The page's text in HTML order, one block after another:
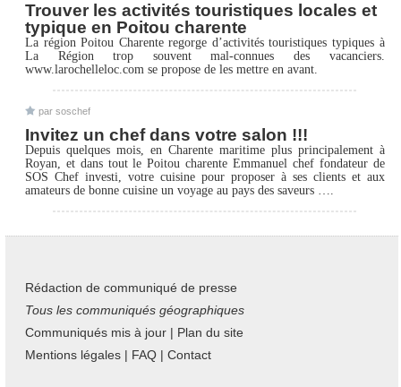
Trouver les activités touristiques locales et
typique en Poitou charente
La région Poitou Charente regorge d’activités touristiques typiques à
La Région trop souvent mal-connues des vacanciers.
www.larochelleloc.com se propose de les mettre en avant.
par soschef
Invitez un chef dans votre salon !!!
Depuis quelques mois, en Charente maritime plus principalement à
Royan, et dans tout le Poitou charente Emmanuel chef fondateur de
SOS Chef investi, votre cuisine pour proposer à ses clients et aux
amateurs de bonne cuisine un voyage au pays des saveurs ….
Rédaction de communiqué de presse
Tous les communiqués géographiques
Communiqués mis à jour | Plan du site
Mentions légales | FAQ | Contact